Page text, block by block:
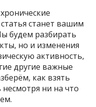
станет вашим
будем разбирать
но и изменения
активность,
другие важные
как взять
ни на что